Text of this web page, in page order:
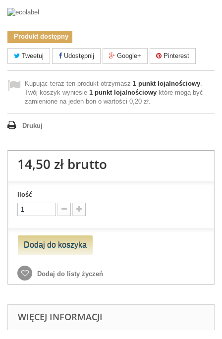
Produkt dostępny
Tweetuj Udostępnij Google+ Pinterest
Kupując teraz ten produkt otrzymasz 1 punkt lojalnościowy
Twój koszyk wyniesie 1 punkt lojalnościowy które mogą być
zamienione na jeden bon o wartości 0,20 zł
Drukuj
14,50 zł brutto
Ilość
Dodaj do koszyka
Dodaj do listy życzeń
WIĘCEJ INFORMACJI